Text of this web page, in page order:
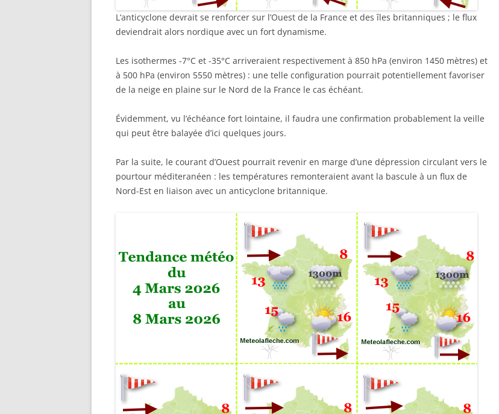
L’anticyclone devrait se renforcer sur l’Ouest de la France et des îles britanniques ; le flux
deviendrait alors nordique avec un fort dynamisme.
Les isothermes -7°C et -35°C arriveraient respectivement à 850 hPa (environ 1450 mètres) et
à 500 hPa (environ 5550 mètres) : une telle configuration pourrait potentiellement favoriser
de la neige en plaine sur le Nord de la France le cas échéant.
Évidemment, vu l’échéance fort lointaine, il faudra une confirmation probablement la veille
qui peut être balayée d’ici quelques jours.
Par la suite, le courant d’Ouest pourrait revenir en marge d’une dépression circulant vers le
pourtour méditeranéen : les températures remonteraient avant la bascule à un flux de
Nord-Est en liaison avec un anticyclone britannique.